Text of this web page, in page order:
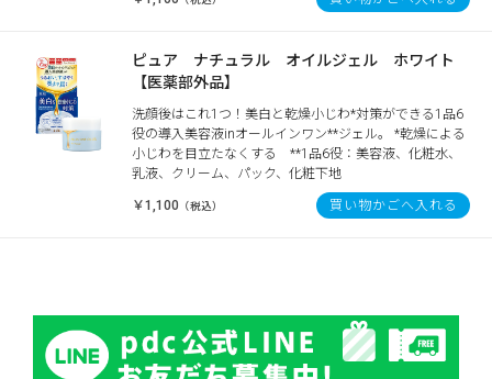
ピュア ナチュラル オイルジェル ホワイト
【医薬部外品】
洗顔後はこれ1つ！美白と乾燥小じわ*対策ができる1品6
役の導入美容液inオールインワン**ジェル。 *乾燥による
小じわを目立たなくする **1品6役：美容液、化粧水、
乳液、クリーム、パック、化粧下地
￥1,100 （税込） 買い物かごへ入れる